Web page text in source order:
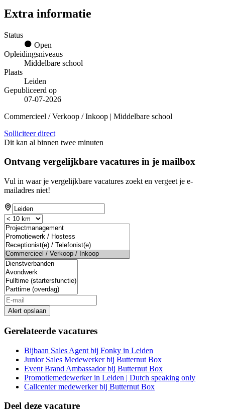
Extra informatie
Status
Open
Opleidingsniveaus
Middelbare school
Plaats
Leiden
Gepubliceerd op
07-07-2026
Commercieel / Verkoop / Inkoop | Middelbare school
Solliciteer direct
Dit kan al binnen twee minuten
Ontvang vergelijkbare vacatures in je mailbox
Vul in waar je vergelijkbare vacatures zoekt en vergeet je e-
mailadres niet!
Alert opslaan
Gerelateerde vacatures
Bijbaan Sales Agent bij Fonky in Leiden
Junior Sales Medewerker bij Butternut Box
Event Brand Ambassador bij Butternut Box
Promotiemedewerker in Leiden | Dutch speaking only
Callcenter medewerker bij Butternut Box
Deel deze vacature